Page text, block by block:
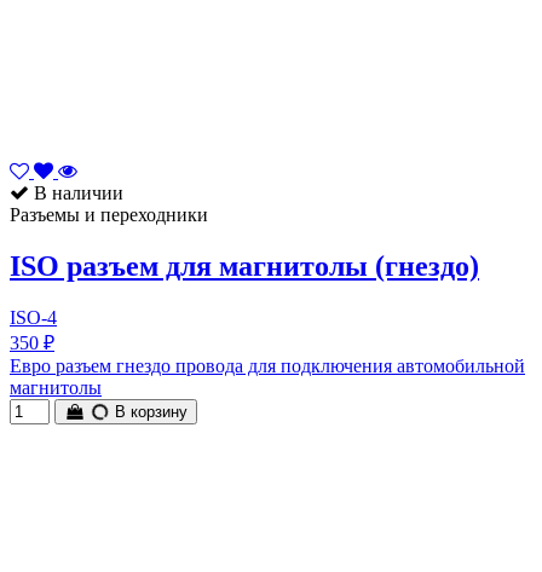
В наличии
Разъемы и переходники
ISO разъем для магнитолы (гнездо)
ISO-4
350 ₽
Евро разъем гнездо провода для подключения автомобильной
магнитолы
В корзину